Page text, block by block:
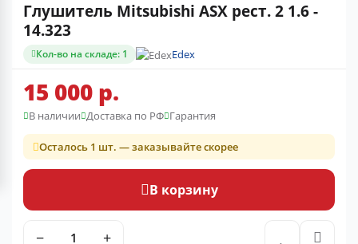
Глушитель Mitsubishi ASX рест. 2 1.6 -
14.323
Кол-во на складе: 1 Edex
15 000 р.
В наличии Доставка по РФ Гарантия
Осталось 1 шт. — заказывайте скорее
В корзину
− +